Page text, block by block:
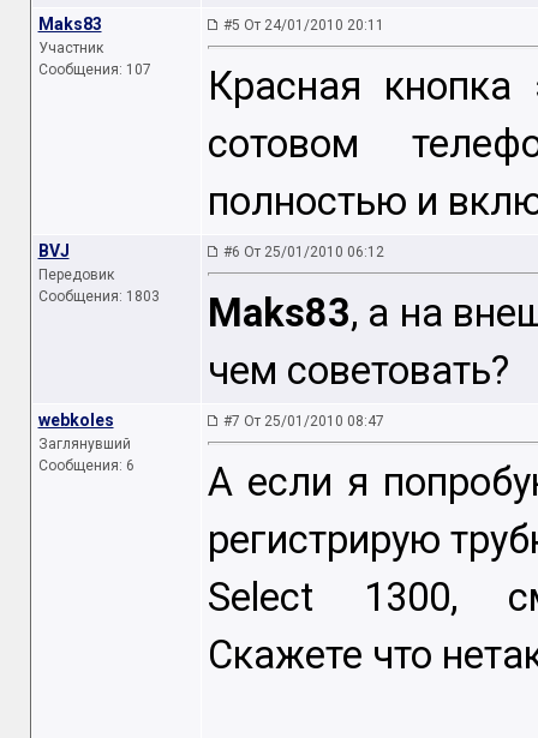
Maks83
Участник
Сообщения: 107
#5 От 24/01/2010 20:11
Красная
сотовом
полностью и
BVJ
Передовик
Сообщения: 1803
#6 От 25/01/2010 06:12
Maks83, а на
чем советовать?
webkoles
Заглянувший
Сообщения: 6
#7 От 25/01/2010 08:47
А если я
регистрирую
Select 1300,
Скажете что